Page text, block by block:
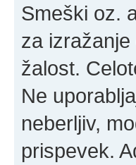
Smeški oz.
za
žalost.
Ne
neberljiv,
prispevek.